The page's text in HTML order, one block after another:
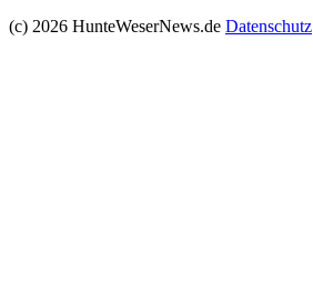
(c) 2026 HunteWeserNews.de Datenschutz